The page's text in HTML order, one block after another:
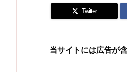
Twitter
当サイトには広告が